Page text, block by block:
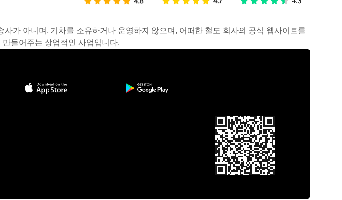
가 아니며, 기차를 소유하거나 운영하지 않으며, 어떠한 철도 회사의 공식 웹사이트를
들어주는 상업적인 사업입니다.